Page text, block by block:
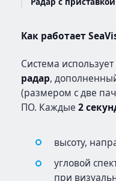
Как работает
Система использует
радар,
(размером с две
ПО. Каждые 2
высоту,
угловой
при